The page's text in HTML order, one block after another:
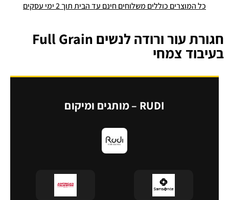
כל המוצרים כוללים משלוחים חינם עד הבית תוך 2 ימי עסקים
חגורת עור ורודה לנשים Full Grain
בעיבוד צמחי
RUDI – מותגים ומיקום